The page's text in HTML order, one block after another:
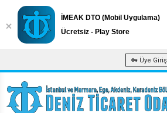
Üye Giriş
İMEAK DTO (Mobil Uygulama)
Ücretsiz - Play Store